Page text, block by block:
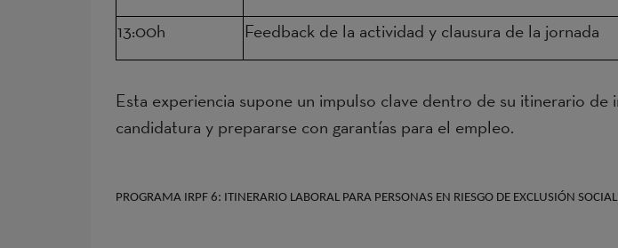
13:00h Feedback de la actividad y clausura de la jornada
Esta experiencia supone un impulso clave dentro de su itinerario
candidatura y prepararse con garantías para el empleo.
PROGRAMA IRPF 6: ITINERARIO LABORAL PARA PERSONAS EN RIESGO DE EXCLUSIÓN